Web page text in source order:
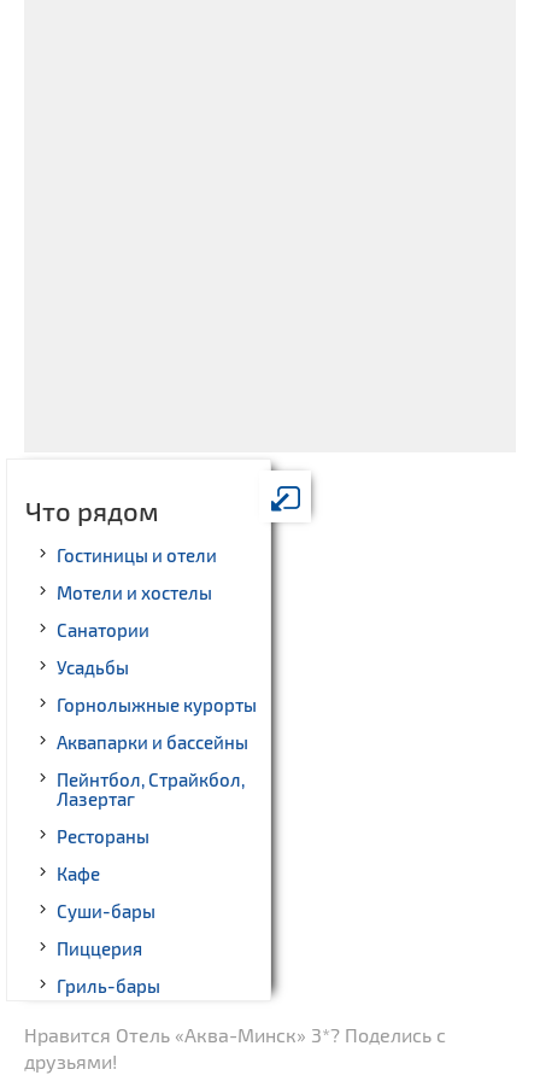
Что рядом
Гостиницы и отели
Мотели и хостелы
Санатории
Усадьбы
Горнолыжные курорты
Аквапарки и бассейны
Пейнтбол, Страйкбол,
Лазертаг
Рестораны
Кафе
Суши-бары
Пиццерия
Гриль-бары
Театры
Нравится Отель «Аква-Минск» 3*? Поделись с
друзьями!